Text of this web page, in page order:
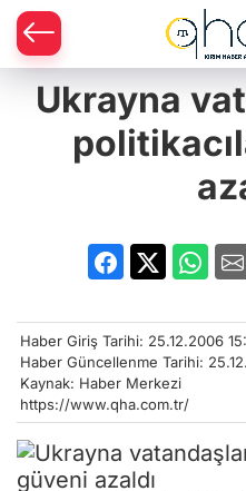
Ukrayna
Haber Giriş Tarihi: 25.12.2006
Haber Güncellenme Tarihi:
Kaynak: Haber Merkezi
https://www.qha.com.tr/